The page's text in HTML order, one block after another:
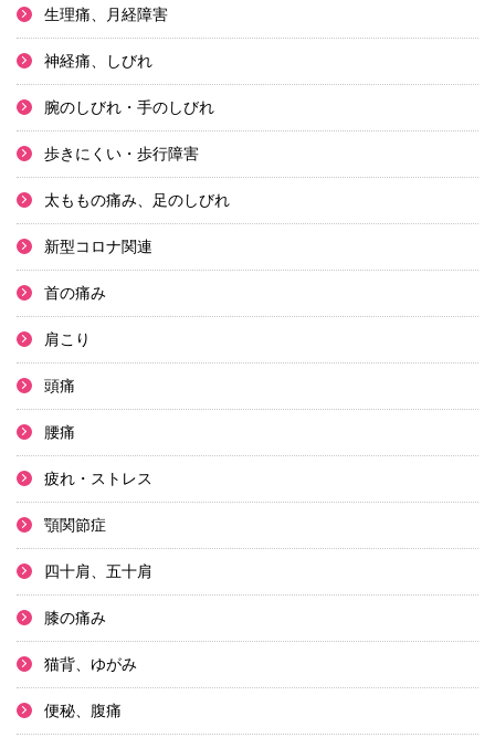
生理痛、月経障害
神経痛、しびれ
腕のしびれ・手のしびれ
歩きにくい・歩行障害
太ももの痛み、足のしびれ
新型コロナ関連
首の痛み
肩こり
頭痛
腰痛
疲れ・ストレス
顎関節症
四十肩、五十肩
膝の痛み
猫背、ゆがみ
便秘、腹痛